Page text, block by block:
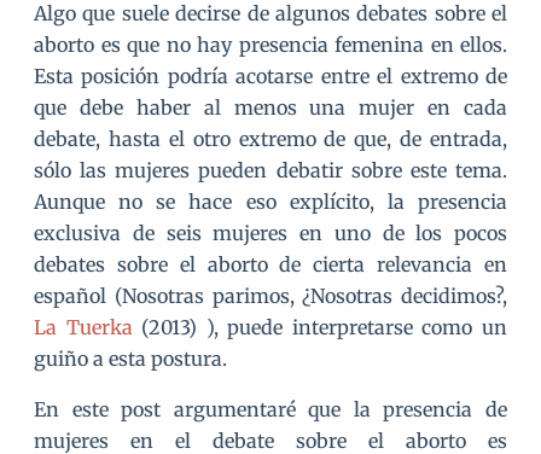
Algo que suele decirse de algunos debates sobre el
aborto es que no hay presencia femenina en ellos.
Esta posición podría acotarse entre el extremo de
que debe haber al menos una mujer en cada
debate, hasta el otro extremo de que, de entrada,
sólo las mujeres pueden debatir sobre este tema.
Aunque no se hace eso explícito, la presencia
exclusiva de seis mujeres en uno de los pocos
debates sobre el aborto de cierta relevancia en
español (Nosotras parimos, ¿Nosotras decidimos?,
La Tuerka(2013) ), puede interpretarse como un
guiño a esta postura.
En este post argumentaré que la presencia de
mujeres en el debate sobre el aborto es